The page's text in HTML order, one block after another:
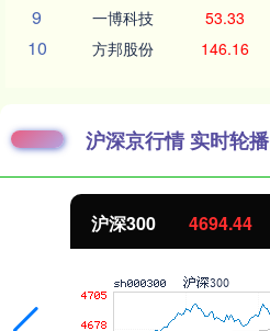
9 一博科技 53.33
10 方邦股份 146.16
沪深京行情 实时轮播
沪深300 4694.44